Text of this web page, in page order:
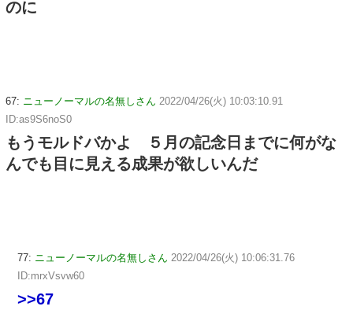
のに
67: ニューノーマルの名無しさん 2022/04/26(火) 10:03:10.91
ID:as9S6noS0
もうモルドバかよ ５月の記念日までに何がな
んでも目に見える成果が欲しいんだ
77: ニューノーマルの名無しさん 2022/04/26(火) 10:06:31.76
ID:mrxVsvw60
>>67